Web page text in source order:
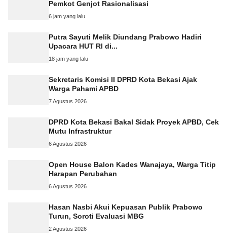
Pemkot Genjot Rasionalisasi
6 jam yang lalu
Putra Sayuti Melik Diundang Prabowo Hadiri
Upacara HUT RI di...
18 jam yang lalu
Sekretaris Komisi II DPRD Kota Bekasi Ajak
Warga Pahami APBD
7 Agustus 2026
DPRD Kota Bekasi Bakal Sidak Proyek APBD, Cek
Mutu Infrastruktur
6 Agustus 2026
Open House Balon Kades Wanajaya, Warga Titip
Harapan Perubahan
6 Agustus 2026
Hasan Nasbi Akui Kepuasan Publik Prabowo
Turun, Soroti Evaluasi MBG
2 Agustus 2026